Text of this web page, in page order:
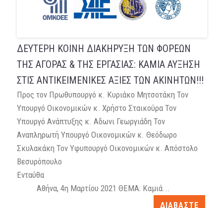
ΔΕΥΤΕΡΗ ΚΟΙΝΗ ΔΙΑΚΗΡΥΞΗ ΤΩΝ ΦΟΡΕΩΝ
ΤΗΣ ΑΓΟΡΑΣ & THΣ ΕΡΓΑΣΙΑΣ: ΚΑΜΙΑ ΑΥΞΗΣΗ
ΣΤΙΣ ΑΝΤΙΚΕΙΜΕΝΙΚΕΣ ΑΞΙΕΣ ΤΩΝ ΑΚΙΝΗΤΩΝ!!!
Προς τον Πρωθυπουργό κ. Κυριάκο Μητσοτάκη Τον
Υπουργό Οικονομικών κ. Χρήστο Σταικούρα Τον
Υπουργό Ανάπτυξης κ. Αδωνι Γεωργιάδη Τον
Αναπληρωτή Υπουργό Οικονομικών κ. Θεόδωρο
Σκυλακάκη Τον Υφυπουργό Οικονομικών κ. Απόστολο
Βεσυρόπουλο
Αθήνα, 4η Mαρτίου 2021 ΘΕΜΑ: Καμιά...
ΔΙΑΒΑΣΤΕ